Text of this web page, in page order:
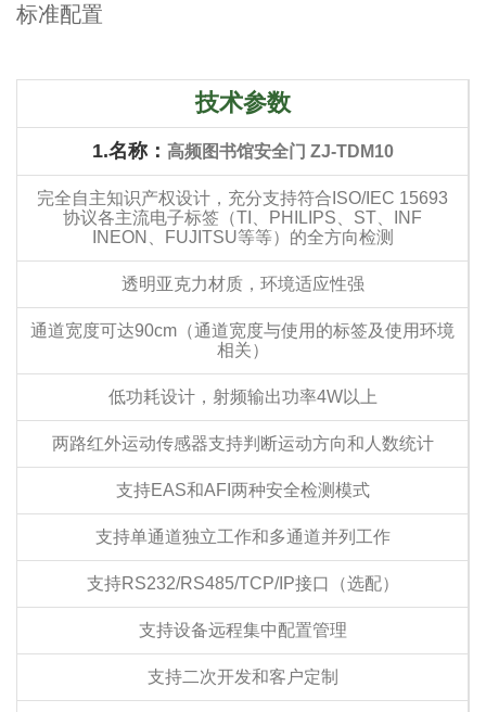
标准配置
技术参数
1.名称： 高频图书馆安全门 ZJ-TDM10
完全自主知识产权设计，充分支持符合ISO/IEC 15693
协议各主流电子标签（TI、PHILIPS、ST、INF
INEON、FUJITSU等等）的全方向检测
透明亚克力材质，环境适应性强
通道宽度可达90cm（通道宽度与使用的标签及使用环境
相关）
低功耗设计，射频输出功率4W以上
两路红外运动传感器支持判断运动方向和人数统计
支持EAS和AFI两种安全检测模式
支持单通道独立工作和多通道并列工作
支持RS232/RS485/TCP/IP接口（选配）
支持设备远程集中配置管理
支持二次开发和客户定制